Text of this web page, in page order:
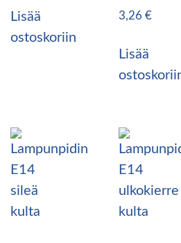
Lisää
ostoskoriin
3,26 €
Lisää